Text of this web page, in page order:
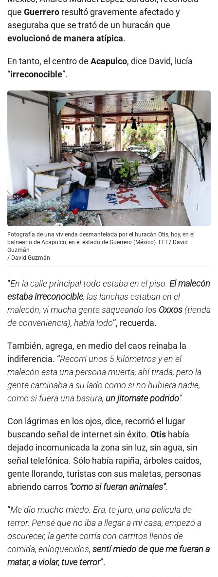
que Guerrero resultó gravemente afectado y
aseguraba que se trató de un huracán que
evolucionó de manera atípica.
En tanto, el centro de Acapulco, dice David, lucía
“irreconocible”.
Fotografía de una vivienda desmantelada por el huracán Otis, hoy, en el
balneario de Acapulco, en el estado de Guerrero (México). EFE/ David
Guzmán
/ David Guzmán
“En la calle principal todo estaba en el piso. El malecón
estaba irreconocible, las lanchas estaban en el
malecón, vi mucha gente saqueando los Oxxos (tienda
de conveniencia), había lodo”, recuerda.
También, agrega, en medio del caos reinaba la
indiferencia. “Recorrí unos 5 kilómetros y en el
malecón esta una persona muerta, ahí tirada, pero la
gente caminaba a su lado como si no hubiera nadie,
como si fuera una basura, un jitomate podrido”.
Con lágrimas en los ojos, dice, recorrió el lugar
buscando señal de internet sin éxito. Otis había
dejado incomunicada la zona sin luz, sin agua, sin
señal telefónica. Sólo había rapiña, árboles caídos,
gente llorando, turistas con sus maletas, personas
abriendo carros “como si fueran animales”.
“Me dio mucho miedo. Era, te juro, una película de
terror. Pensé que no iba a llegar a mi casa, empezó a
oscurecer, la gente corría con carritos llenos de
comida, enloquecidos, sentí miedo de que me fueran a
matar, a violar, tuve terror”.